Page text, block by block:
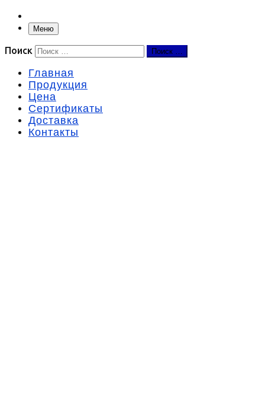
Меню
Поиск Поиск …
Главная
Продукция
Цена
Сертификаты
Доставка
Контакты